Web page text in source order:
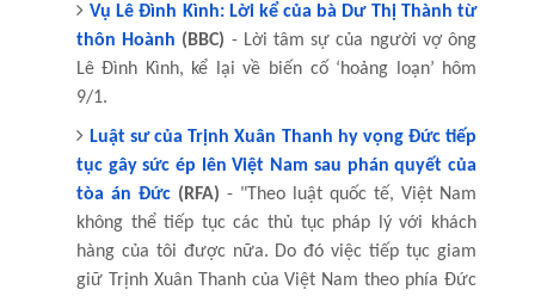
Vụ Lê Đình Kình: Lời kể của bà Dư Thị Thành từ
thôn Hoành (BBC) - Lời tâm sự của người vợ ông
Lê Đình Kình, kể lại về biến cố ‘hoảng loạn’ hôm
9/1.
Luật sư của Trịnh Xuân Thanh hy vọng Đức tiếp
tục gây sức ép lên Việt Nam sau phán quyết của
tòa án Đức(RFA) - "Theo luật quốc tế, Việt Nam
không thể tiếp tục các thủ tục pháp lý với khách
hàng của tôi được nữa. Do đó việc tiếp tục giam
giữ Trịnh Xuân Thanh của Việt Nam theo phía Đức